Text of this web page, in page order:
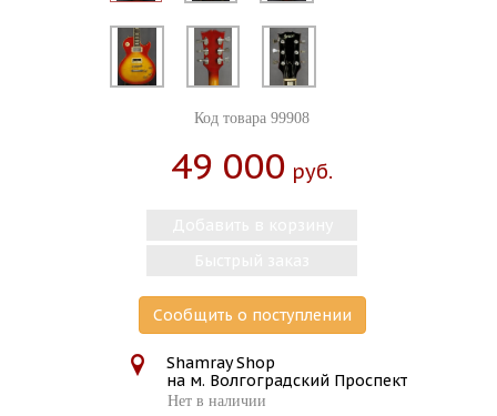
Код товара 99908
49 000 Руб.
Сообщить о поступлении
Shamray Shop
на м. Волгоградский Проспект
Нет в наличии